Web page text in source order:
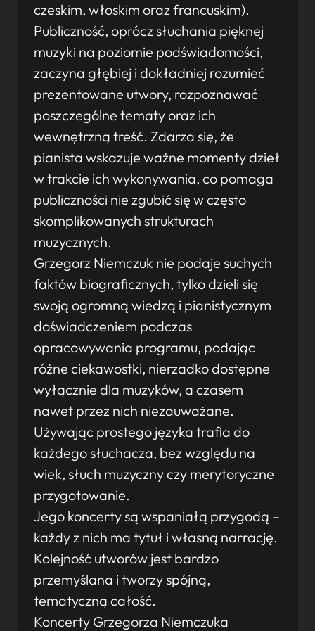
czeskim, włoskim oraz francuskim).
Publiczność, oprócz słuchania pięknej
muzyki na poziomie podświadomości,
zaczyna głębiej i dokładniej rozumieć
prezentowane utwory, rozpoznawać
poszczególne tematy oraz ich
wewnętrzną treść. Zdarza się, że
pianista wskazuje ważne momenty dzieł
w trakcie ich wykonywania, co pomaga
publiczności nie zgubić się w często
skomplikowanych strukturach
muzycznych.
Grzegorz Niemczuk nie podaje suchych
faktów biograficznych, tylko dzieli się
swoją ogromną wiedzą i pianistycznym
doświadczeniem podczas
opracowywania programu, podając
różne ciekawostki, nierzadko dostępne
wyłącznie dla muzyków, a czasem
nawet przez nich niezauważane.
Używając prostego języka trafia do
każdego słuchacza, bez względu na
wiek, słuch muzyczny czy merytoryczne
przygotowanie.
Jego koncerty są wspaniałą przygodą –
każdy z nich ma tytuł i własną narrację.
Kolejność utworów jest bardzo
przemyślana i tworzy spójną,
tematyczną całość.
Koncerty Grzegorza Niemczuka